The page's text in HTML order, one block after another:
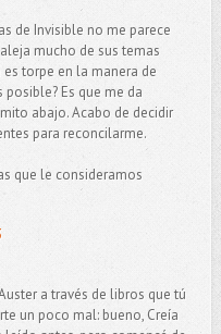
de Invisible no me parece
mucho de sus temas
torpe en la manera de
Es que me da
abajo. Acabo de decidir
para reconcilarme.
que le consideramos
a través de libros que tú
un poco mal: bueno, Creía